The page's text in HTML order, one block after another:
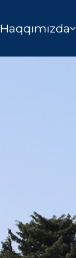
Haqqımızda